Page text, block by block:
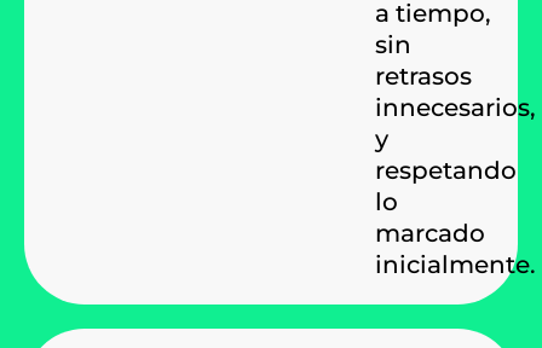
a tiempo,
sin
retrasos
innecesarios,
y
respetando
lo
marcado
inicialmente.